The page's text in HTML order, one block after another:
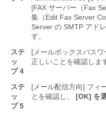
[FAX サーバー（Fax
集（Edit Fax Server
Server の SMTP アド
す。
ステ
ッ
プ 4
[メールボックスパス
正しいことを確認しま
ステ
ッ
プ 5
[メール配信方向] フィ
とを確認し、 [OK] を